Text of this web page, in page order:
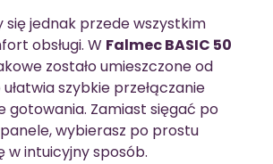
jednak przede wszystkim
obsługi. W Falmec BASIC 50
zostało umieszczone od
szybkie przełączanie
gotowania. Zamiast sięgać po
wybierasz po prostu
w intuicyjny sposób.